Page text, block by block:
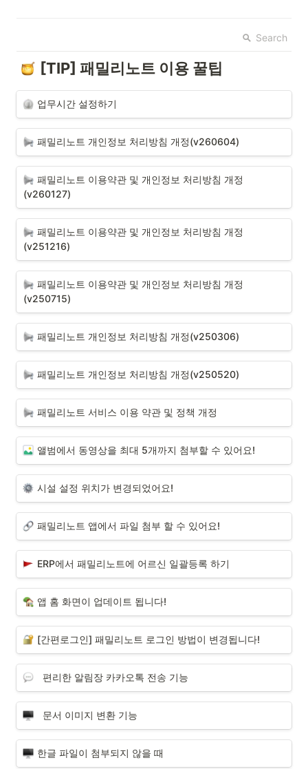
Search
[TIP] 패밀리노트 이용 꿀팁
업무시간 설정하기
패밀리노트 개인정보 처리방침 개정(v260604)
패밀리노트 이용약관 및 개인정보 처리방침 개정
(v260127)
패밀리노트 이용약관 및 개인정보 처리방침 개정
(v251216)
패밀리노트 이용약관 및 개인정보 처리방침 개정
(v250715)
패밀리노트 개인정보 처리방침 개정(v250306)
패밀리노트 개인정보 처리방침 개정(v250520)
패밀리노트 서비스 이용 약관 및 정책 개정
앨범에서 동영상을 최대 5개까지 첨부할 수 있어요!
시설 설정 위치가 변경되었어요!
패밀리노트 앱에서 파일 첨부 할 수 있어요!
ERP에서 패밀리노트에 어르신 일괄등록 하기
앱 홈 화면이 업데이트 됩니다!
[간편로그인] 패밀리노트 로그인 방법이 변경됩니다!
  편리한 알림장 카카오톡 전송 기능
  문서 이미지 변환 기능
한글 파일이 첨부되지 않을 때